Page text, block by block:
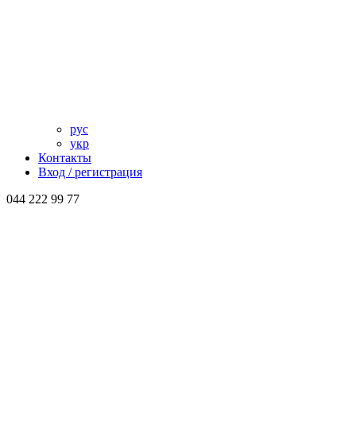
рус
укр
Контакты
Вход / регистрация
044 222 99 77